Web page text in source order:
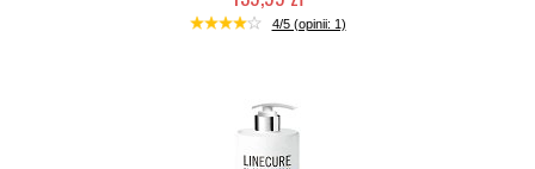
Duża ilość (wysyłka w 24h)
4/5 (opinii: 1)